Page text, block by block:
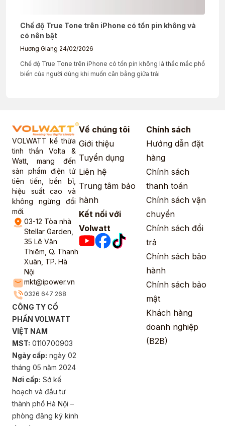
Chế độ True Tone trên iPhone có tốn pin không và
có nên bật
Hương Giang 24/02/2026
Chế độ True Tone trên iPhone có tốn pin không là thắc mắc phổ
biến của người dùng khi muốn cân bằng giữa trải
VOLWATT kế thừa
tinh thần Volta &
Watt, mang đến
sản phẩm điện tử
tiên tiến, bền bỉ,
hiệu suất cao và
không ngừng đổi
mới.
03-12 Tòa nhà
Stellar Garden,
35 Lê Văn
Thiêm, Q. Thanh
Xuân, TP. Hà
Nội
mkt@ipower.vn
0326 647 268
CÔNG TY CỔ
PHẦN VOLWATT
VIỆT NAM
MST: 0110700903
Ngày cấp: ngày 02
tháng 05 năm 2024
Nơi cấp: Sở kế
hoạch và đầu tư
thành phố Hà Nội –
phòng đăng ký kinh
Về chúng tôi
Giới thiệu
Tuyển dụng
Liên hệ
Trung tâm bảo
hành
Kết nối với
Volwatt
Chính sách
Hướng dẫn đặt
hàng
Chính sách
thanh toán
Chính sách vận
chuyển
Chính sách đổi
trả
Chính sách bảo
hành
Chính sách bảo
mật
Khách hàng
doanh nghiệp
(B2B)